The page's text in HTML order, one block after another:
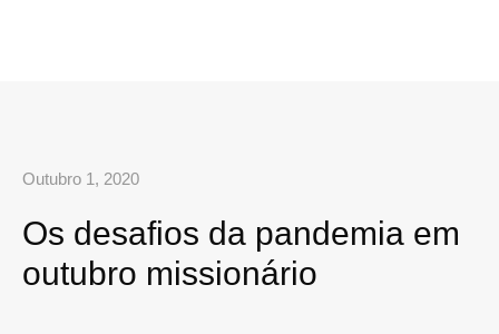
Outubro 1, 2020
Os desafios da pandemia em
outubro missionário